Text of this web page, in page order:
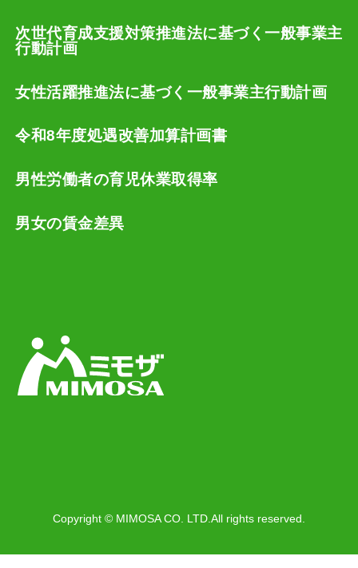
次世代育成支援対策推進法に基づく一般事業主
行動計画
女性活躍推進法に基づく一般事業主行動計画
令和8年度処遇改善加算計画書
男性労働者の育児休業取得率
男女の賃金差異
Copyright © MIMOSA CO. LTD.All rights reserved.